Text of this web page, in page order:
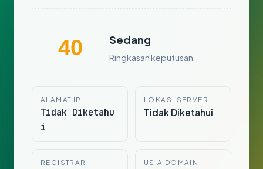
40 Sedang
Ringkasan keputusan
ALAMAT IP
Tidak Diketahu
i
LOKASI SERVER
Tidak Diketahui
REGISTRAR USIA DOMAIN